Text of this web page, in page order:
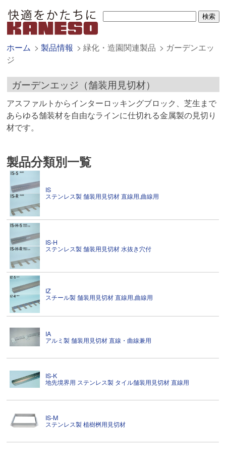
ホーム 製品情報 緑化・造園関連製品
ガーデンエッ
ジ
ガーデンエッジ（舗装用見切材）
アスファルトからインターロッキングブロック、芝生まで
あらゆる舗装材を自由なラインに仕切れる金属製の見切り
材です。
製品分類別一覧
IS
ステンレス製 舗装用見切材 直線用,曲線用
IS-H
ステンレス製 舗装用見切材 水抜き穴付
IZ
スチール製 舗装用見切材 直線用,曲線用
IA
アルミ製 舗装用見切材 直線・曲線兼用
IS-K
地先境界用 ステンレス製 タイル舗装用見切材 直線用
IS-M
ステンレス製 植樹桝用見切材